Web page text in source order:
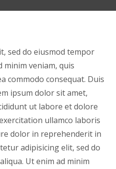
sed do eiusmod tempor
minim veniam, quis
commodo consequat. Duis
ipsum dolor sit amet,
ut labore et dolore
ullamco laboris
dolor in reprehenderit in
adipisicing elit, sed do
Ut enim ad minim